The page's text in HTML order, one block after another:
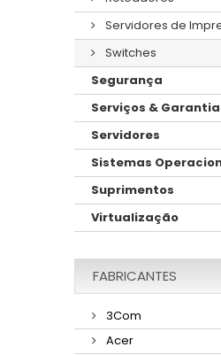
Servidores de
Switches
Segurança
Serviços &
Servidores
Sistemas
Suprimentos
Virtualização
FABRICANTES
3Com
Acer